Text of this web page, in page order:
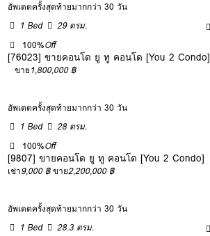
อัพเดตครั้งสุดท้ายมากกว่า 30 วัน
1 Bed
29 ตรม.
100%Off
[76023] ขายคอนโด ยู ทู คอนโด [You 2 Condo]
ขาย1,800,000 ฿
อัพเดตครั้งสุดท้ายมากกว่า 30 วัน
1 Bed
28 ตรม.
100%Off
[9807] ขายคอนโด ยู ทู คอนโด [You 2 Condo]
เช่า9,000 ฿ ขาย2,200,000 ฿
อัพเดตครั้งสุดท้ายมากกว่า 30 วัน
1 Bed
28.3 ตรม.